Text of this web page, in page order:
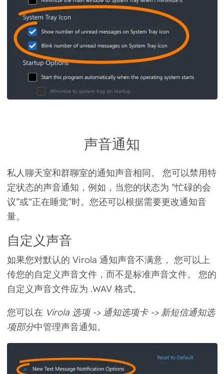
声音通知
私人聊天室和群聊室的通知声音相同。 您可以禁用特
定状态的声音通知 ，例如，当您的状态为 “忙碌的会
议”或“正在睡觉”时。您还可以根据需要更改通知音
量。
自定义声音
如果您对默认的 Virola 通知声音不满意， 您可以上
传您的自定义声音文件，而不是标准声音文件。 您的
自定义声音文件应为 .WAV 格式。
您可以在 Virola 选项 -> 通知选项卡 -> 新短信通知选
项部分中管理声音通知。